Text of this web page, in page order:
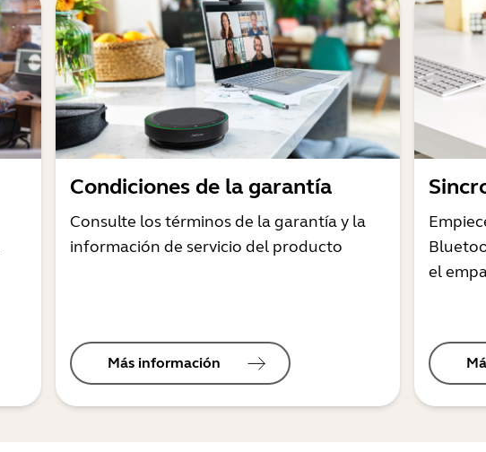
Condiciones de la garantía
Consulte los términos de la garantía y la
información de servicio del producto
Más información
el